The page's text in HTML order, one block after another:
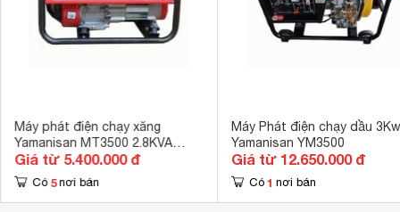
Máy phát điện chạy xăng
Yamanisan MT3500 2.8KVA
220V
Giá từ 5.400.000 đ
Có 5 nơi bán
Máy Phát điện chạy dầu 3Kw
Yamanisan YM3500
Giá từ 12.650.000 đ
Có 1 nơi bán